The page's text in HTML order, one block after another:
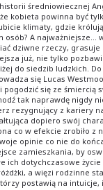
średniowiecznej
kobieta powinna być
klimaty, gdzie
osób? A najważniejsze...
dziwne rzeczy,
już, nie tylko
do siedzib ludzkich. Do
się Lucas
pogodzić się ze śmiercią
tak naprawdę nigdy
rezygnujący z kariery
dopiero swój
co w efekcie zrobiło z
opinie co nie do
zamieszkania, by
ich dotychczasowe
a więzi rodzinne
postawią na intuicje,